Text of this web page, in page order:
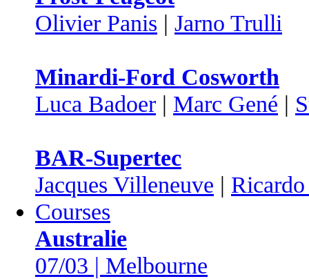
Olivier Panis | Jarno Trulli
Minardi-Ford Cosworth
Luca Badoer | Marc Gené |
BAR-Supertec
Jacques Villeneuve |
Courses
Australie
07/03 | Melbourne